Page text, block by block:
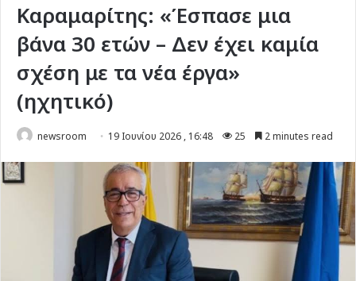
Καραμαρίτης: «Έσπασε μια
βάνα 30 ετών – Δεν έχει καμία
σχέση με τα νέα έργα»
(ηχητικό)
newsroom 19 Ιουνίου 2026 , 16:48 25 2 minutes read